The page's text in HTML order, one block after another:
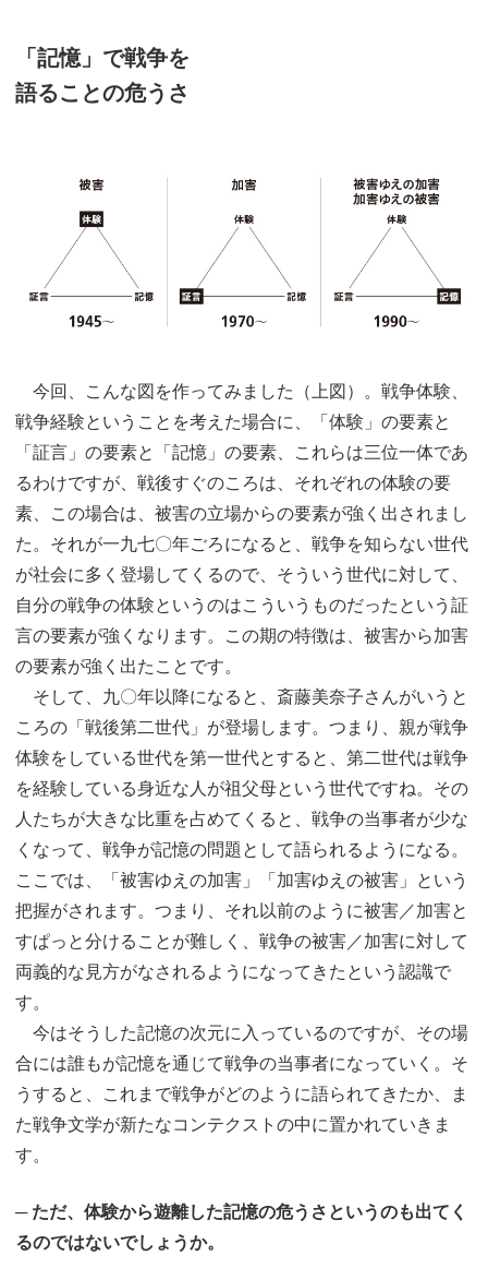
「記憶」で戦争を
語ることの危うさ
今回、こんな図を作ってみました（上図）。戦争体験、
戦争経験ということを考えた場合に、「体験」の要素と
「証言」の要素と「記憶」の要素、これらは三位一体であ
るわけですが、戦後すぐのころは、それぞれの体験の要
素、この場合は、被害の立場からの要素が強く出されまし
た。それが一九七〇年ごろになると、戦争を知らない世代
が社会に多く登場してくるので、そういう世代に対して、
自分の戦争の体験というのはこういうものだったという証
言の要素が強くなります。この期の特徴は、被害から加害
の要素が強く出たことです。
そして、九〇年以降になると、斎藤美奈子さんがいうと
ころの「戦後第二世代」が登場します。つまり、親が戦争
体験をしている世代を第一世代とすると、第二世代は戦争
を経験している身近な人が祖父母という世代ですね。その
人たちが大きな比重を占めてくると、戦争の当事者が少な
くなって、戦争が記憶の問題として語られるようになる。
ここでは、「被害ゆえの加害」「加害ゆえの被害」という
把握がされます。つまり、それ以前のように被害／加害と
すぱっと分けることが難しく、戦争の被害／加害に対して
両義的な見方がなされるようになってきたという認識で
す。
今はそうした記憶の次元に入っているのですが、その場
合には誰もが記憶を通じて戦争の当事者になっていく。そ
うすると、これまで戦争がどのように語られてきたか、ま
た戦争文学が新たなコンテクストの中に置かれていきま
す。
─ ただ、体験から遊離した記憶の危うさというのも出てく
るのではないでしょうか。